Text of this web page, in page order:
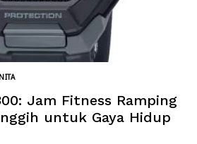
Jam Fitness Ramping
untuk Gaya Hidup